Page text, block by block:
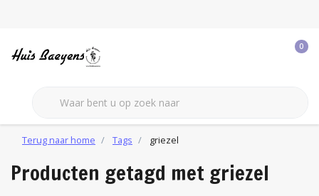
0
Terug naar home Tags griezel
Producten getagd met griezel